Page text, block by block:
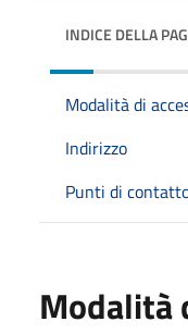
INDICE DELLA
Modalità di
Indirizzo
Punti di
Modalità